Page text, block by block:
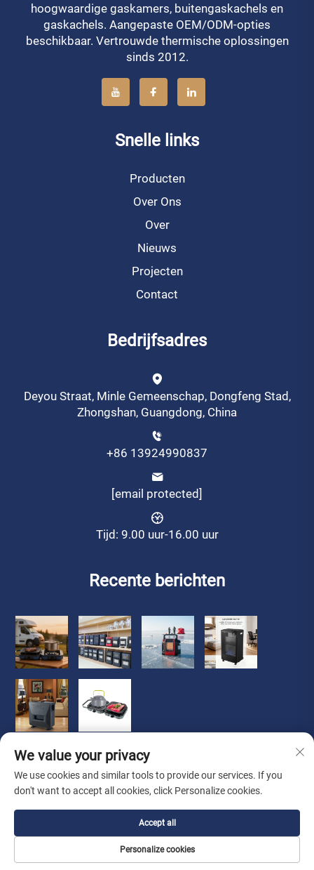
hoogwaardige gaskamers, buitengaskachels en
gaskachels. Aangepaste OEM/ODM-opties
beschikbaar. Vertrouwde thermische oplossingen
sinds 2012.
Snelle links
Producten
Over Ons
Over
Nieuws
Projecten
Contact
Bedrijfsadres
Deyou Straat, Minle Gemeenschap, Dongfeng Stad,
Zhongshan, Guangdong, China
+86 13924990837
[email protected]
Tijd: 9.00 uur-16.00 uur
Recente berichten
Copyright © 2026 Zhongshan Luoqi Appliance Co., Ltd. alle
rechten voorbehouden
Over Ons Over Contact
We value your privacy
We use cookies and similar tools to provide our services. If you
don't want to accept all cookies, click Personalize cookies.
Personalize cookies
Accept all